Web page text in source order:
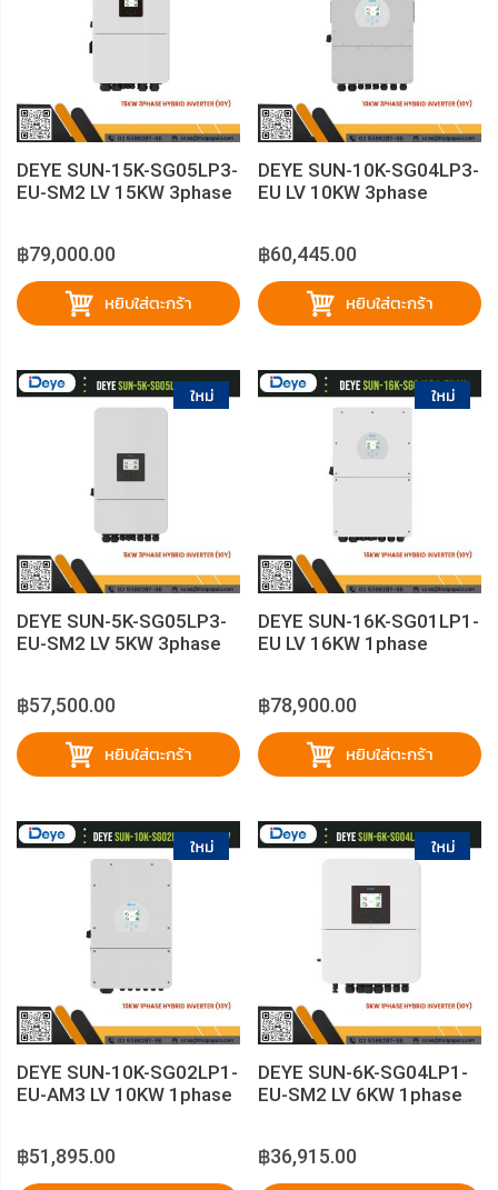
DEYE SUN-15K-SG05LP3-
EU-SM2 LV 15KW 3phase
฿79,000.00
หยิบใส่ตะกร้า
DEYE SUN-10K-SG04LP3-
EU LV 10KW 3phase
฿60,445.00
หยิบใส่ตะกร้า
DEYE SUN-5K-SG05LP3-
EU-SM2 LV 5KW 3phase
฿57,500.00
หยิบใส่ตะกร้า
DEYE SUN-16K-SG01LP1-
EU LV 16KW 1phase
฿78,900.00
หยิบใส่ตะกร้า
DEYE SUN-10K-SG02LP1-
EU-AM3 LV 10KW 1phase
฿51,895.00
DEYE SUN-6K-SG04LP1-
EU-SM2 LV 6KW 1phase
฿36,915.00